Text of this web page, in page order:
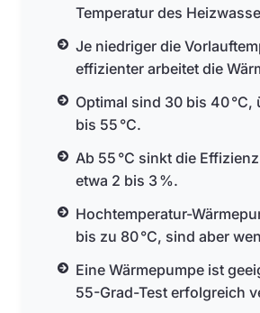
Temperatur des
Je niedriger die
effizienter arbeitet die
Optimal sind 30 bis 40
bis 55 °C.
Ab 55 °C sinkt die
etwa 2 bis 3 %.
Hochtemperatur-
bis zu 80 °C, sind aber
Eine Wärmepumpe ist
55-Grad-Test erfolgreich